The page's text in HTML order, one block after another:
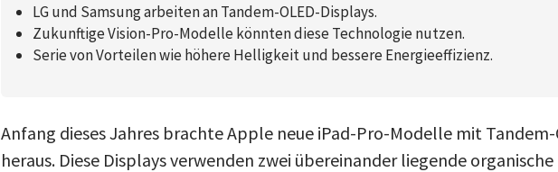
LG und Samsung arbeiten an Tandem-OLED-Displays.
Zukunftige Vision-Pro-Modelle könnten diese Technologie nutzen.
Serie von Vorteilen wie höhere Helligkeit und bessere Energieeffizienz.
Anfang dieses Jahres brachte Apple neue iPad-Pro-Modelle mit
heraus. Diese Displays verwenden zwei übereinander liegende organische